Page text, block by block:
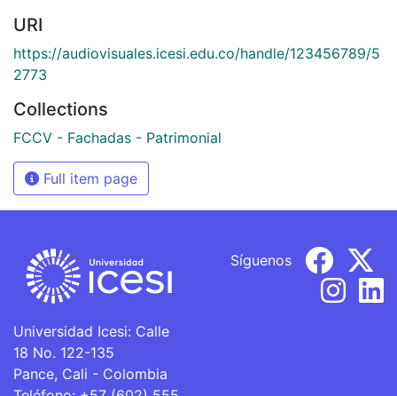
URI
https://audiovisuales.icesi.edu.co/handle/123456789/5
2773
Collections
FCCV - Fachadas - Patrimonial
Full item page
Universidad Icesi: Calle
18 No. 122-135
Pance, Cali - Colombia
Síguenos